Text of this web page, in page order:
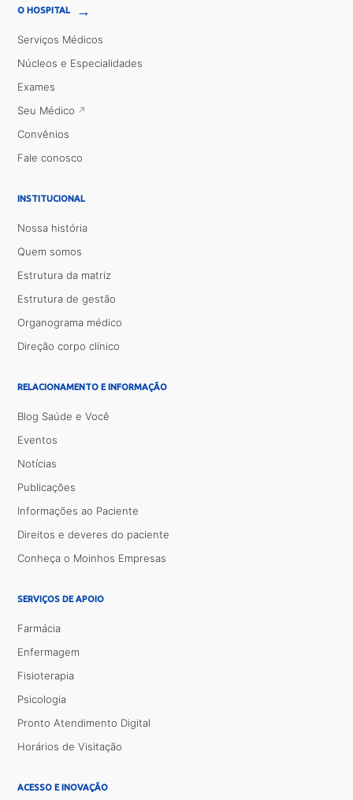
O HOSPITAL →
Serviços Médicos
Núcleos e Especialidades
Exames
Seu Médico
Convênios
Fale conosco
INSTITUCIONAL
Nossa história
Quem somos
Estrutura da matriz
Estrutura de gestão
Organograma médico
Direção corpo clínico
RELACIONAMENTO E INFORMAÇÃO
Blog Saúde e Você
Eventos
Notícias
Publicações
Informações ao Paciente
Direitos e deveres do paciente
Conheça o Moinhos Empresas
SERVIÇOS DE APOIO
Farmácia
Enfermagem
Fisioterapia
Psicologia
Pronto Atendimento Digital
Horários de Visitação
ACESSO E INOVAÇÃO